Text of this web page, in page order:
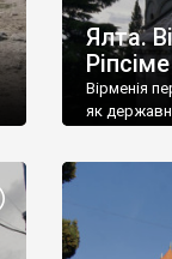
Ялта.
Ріпсіме
Вірменія
як